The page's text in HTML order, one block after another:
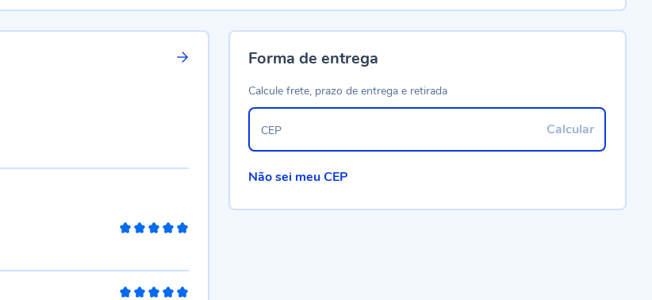
Forma de entrega
Calcule frete, prazo de entrega e retirada
Calcular
CEP
Não sei meu CEP